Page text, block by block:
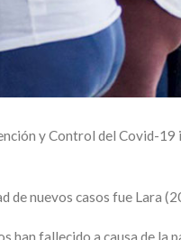
y Control del Covid-
de nuevos casos fue Lara
han fallecido a causa de la